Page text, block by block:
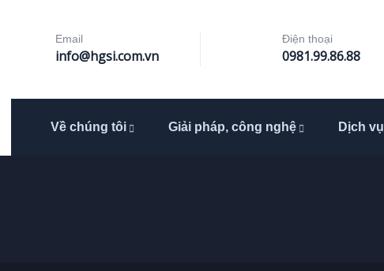
Email
info@hgsi.com.vn
Điện thoại
0981.99.86.88
Về chúng tôi Giải pháp, công nghệ Dịch vụ